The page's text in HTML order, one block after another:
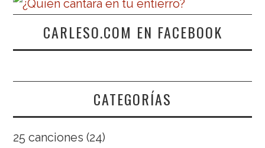
CARLESO.COM EN FACEBOOK
CATEGORÍAS
25 canciones (24)